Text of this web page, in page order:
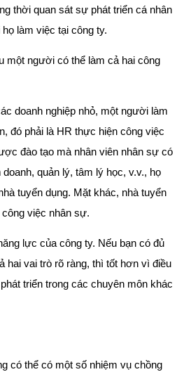
thời quan sát sự phát triển cá nhân
làm việc tại công ty.
một người có thể làm cả hai công
doanh nghiệp nhỏ, một người làm
đó phải là HR thực hiện công việc
đào tạo mà nhân viên nhân sự có
quản lý, tâm lý học, v.v., họ
tuyển dụng. Mặt khác, nhà tuyển
việc nhân sự.
lực của công ty. Nếu bạn có đủ
hai vai trò rõ ràng, thì tốt hơn vì điều
triển trong các chuyên môn khác
có thể có một số nhiệm vụ chồng